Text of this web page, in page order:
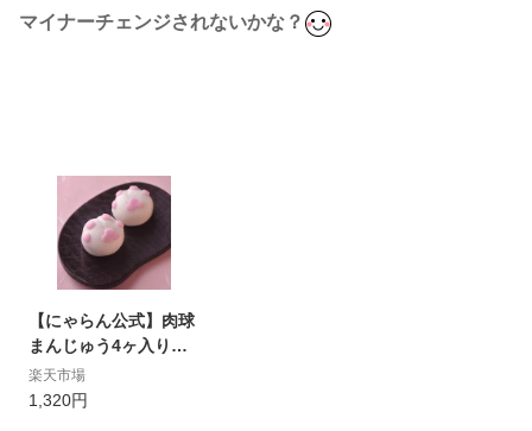
マイナーチェンジされないかな？
【にゃらん公式】肉球
まんじゅう4ヶ入り
（肉球饅頭）【和菓
子】薯蕷饅頭 福ねこ
楽天市場
1,320円